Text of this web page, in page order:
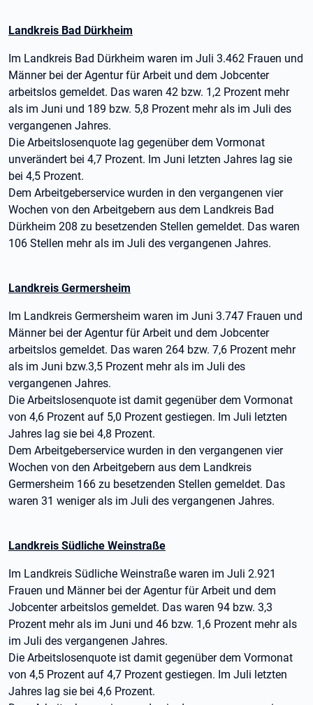
Landkreis Bad Dürkheim
Im Landkreis Bad Dürkheim waren im Juli 3.462 Frauen und
Männer bei der Agentur für Arbeit und dem Jobcenter
arbeitslos gemeldet. Das waren 42 bzw. 1,2 Prozent mehr
als im Juni und 189 bzw. 5,8 Prozent mehr als im Juli des
vergangenen Jahres.
Die Arbeitslosenquote lag gegenüber dem Vormonat
unverändert bei 4,7 Prozent. Im Juni letzten Jahres lag sie
bei 4,5 Prozent.
Dem Arbeitgeberservice wurden in den vergangenen vier
Wochen von den Arbeitgebern aus dem Landkreis Bad
Dürkheim 208 zu besetzenden Stellen gemeldet. Das waren
106 Stellen mehr als im Juli des vergangenen Jahres.
Landkreis Germersheim
Im Landkreis Germersheim waren im Juni 3.747 Frauen und
Männer bei der Agentur für Arbeit und dem Jobcenter
arbeitslos gemeldet. Das waren 264 bzw. 7,6 Prozent mehr
als im Juni bzw.3,5 Prozent mehr als im Juli des
vergangenen Jahres.
Die Arbeitslosenquote ist damit gegenüber dem Vormonat
von 4,6 Prozent auf 5,0 Prozent gestiegen. Im Juli letzten
Jahres lag sie bei 4,8 Prozent.
Dem Arbeitgeberservice wurden in den vergangenen vier
Wochen von den Arbeitgebern aus dem Landkreis
Germersheim 166 zu besetzenden Stellen gemeldet. Das
waren 31 weniger als im Juli des vergangenen Jahres.
Landkreis Südliche Weinstraße
Im Landkreis Südliche Weinstraße waren im Juli 2.921
Frauen und Männer bei der Agentur für Arbeit und dem
Jobcenter arbeitslos gemeldet. Das waren 94 bzw. 3,3
Prozent mehr als im Juni und 46 bzw. 1,6 Prozent mehr als
im Juli des vergangenen Jahres.
Die Arbeitslosenquote ist damit gegenüber dem Vormonat
von 4,5 Prozent auf 4,7 Prozent gestiegen. Im Juli letzten
Jahres lag sie bei 4,6 Prozent.